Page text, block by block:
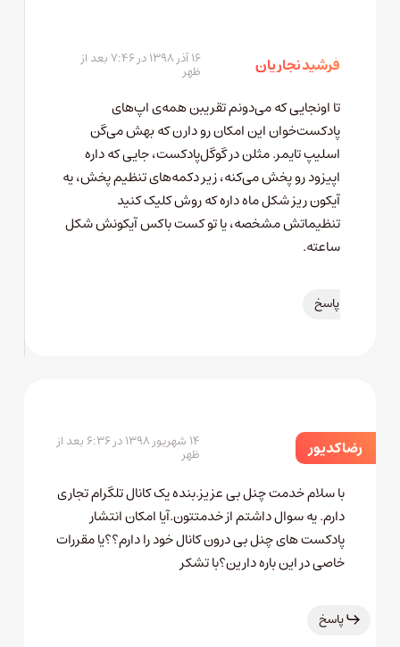
فرشید نجاریان ۱۶ آذر ۱۳۹۸ در ۷:۴۶ بعد از
ظهر
تا اونجایی که می‌دونم تقریبن همه‌ی اپ‌های
پادکست‌خوان این امکان رو دارن که بهش می‌گن
اسلیپ تایمر. مثلن در گوگل‌پادکست، جایی که داره
اپیزود رو پخش می‌کنه، زیر دکمه‌های تنظیم پخش، یه
آیکون ریز شکل ماه داره که روش کلیک کنید
تنظیماتش مشخصه، یا تو کست باکس آیکونش شکل
ساعته.
پاسخ
رضا کدیور ۱۴ شهریور ۱۳۹۸ در ۶:۳۶ بعد از
ظهر
با سلام خدمت چنل بی عزیز.بنده یک کانال تلگرام تجاری
دارم. یه سوال داشتم از خدمتتون.آیا امکان انتشار
پادکست های چنل بی درون کانال خود را دارم؟؟یا مقررات
خاصی در این باره دارین؟با تشکر
پاسخ